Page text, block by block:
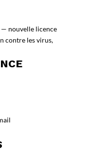
— nouvelle licence
contre les virus,